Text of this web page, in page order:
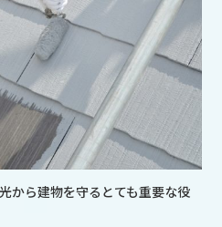
から建物を守るとても重要な役